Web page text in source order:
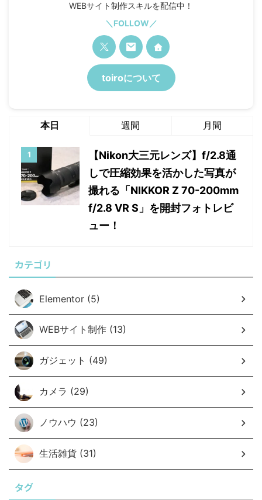
WEBサイト制作スキルを配信中！
＼FOLLOW／
toiroについて
本日 週間 月間
【Nikon大三元レンズ】f/2.8通
しで圧縮効果を活かした写真が
撮れる「NIKKOR Z 70-200mm
f/2.8 VR S」を開封フォトレビ
ュー！
カテゴリ
Elementor (5)
WEBサイト制作 (13)
ガジェット (49)
カメラ (29)
ノウハウ (23)
生活雑貨 (31)
タグ